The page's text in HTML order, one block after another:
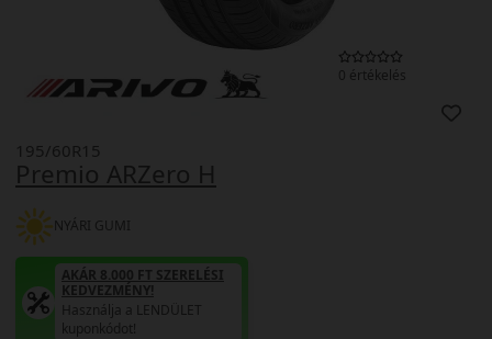
0 értékelés
Premio ARZero H
195/60R15
NYÁRI GUMI
AKÁR 8.000 FT SZERELÉSI
KEDVEZMÉNY!
Használja a LENDÜLET
kuponkódot!